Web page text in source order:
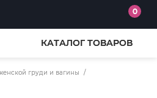
0
КАТАЛОГ ТОВАРОВ
груди и вагины